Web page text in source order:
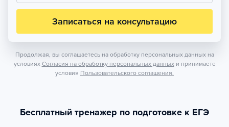
Записаться на консультацию
Продолжая, вы соглашаетесь на обработку персональных данных на
условиях Согласия на обработку персональных данных и принимаете
условия Пользовательского соглашения.
Бесплатный тренажер по подготовке к ЕГЭ